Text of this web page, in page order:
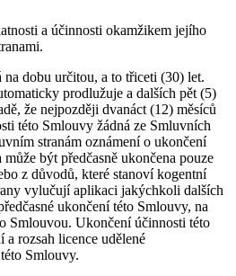
a účinnosti okamžikem jejího
na dobu určitou, a to třiceti (30) let.
prodlužuje a dalších pět (5)
že nejpozději dvanáct (12) měsíců
této Smlouvy žádná ze Smluvních
stranám oznámení o ukončení
být předčasně ukončena pouze
z důvodů, které stanoví kogentní
vylučují aplikaci jakýchkoli dalších
ukončení této Smlouvy, na
Smlouvou. Ukončení účinnosti této
rozsah licence udělené
Smlouvy.